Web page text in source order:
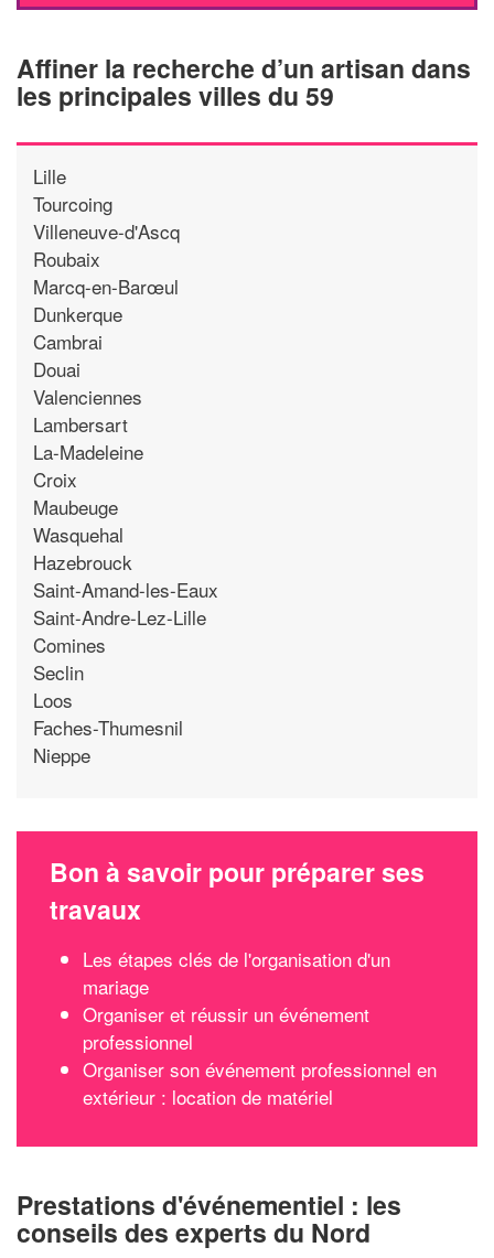
Affiner la recherche d’un artisan dans
les principales villes du 59
Lille
Tourcoing
Villeneuve-d'Ascq
Roubaix
Marcq-en-Barœul
Dunkerque
Cambrai
Douai
Valenciennes
Lambersart
La-Madeleine
Croix
Maubeuge
Wasquehal
Hazebrouck
Saint-Amand-les-Eaux
Saint-Andre-Lez-Lille
Comines
Seclin
Loos
Faches-Thumesnil
Nieppe
Bon à savoir pour préparer ses
travaux
Les étapes clés de l'organisation d'un
mariage
Organiser et réussir un événement
professionnel
Organiser son événement professionnel en
extérieur : location de matériel
Prestations d'événementiel : les
conseils des experts du Nord